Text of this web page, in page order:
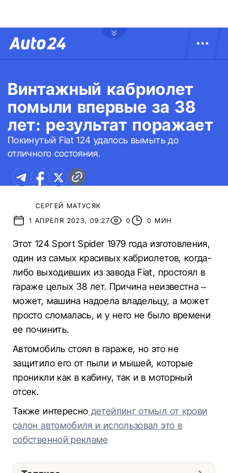
Винтажный кабриолет
помыли впервые за 38
лет: результат поражает
Покинутый Fiat 124 удалось вымыть до
отличного состояния.
СЕРГЕЙ МАТУСЯК
1 АПРЕЛЯ 2023, 09:27
0 0 МИН
Этот 124 Sport Spider 1979 года изготовления,
один из самых красивых кабриолетов, когда-
либо выходивших из завода Fiat, простоял в
гараже целых 38 лет. Причина неизвестна –
может, машина надоела владельцу, а может
просто сломалась, и у него не было времени
ее починить.
Автомобиль стоял в гараже, но это не
защитило его от пыли и мышей, которые
проникли как в кабину, так и в моторный
отсек.
Также интересно детейлинг отмыл от крови
салон автомобиля и использовал это в
собственной рекламе